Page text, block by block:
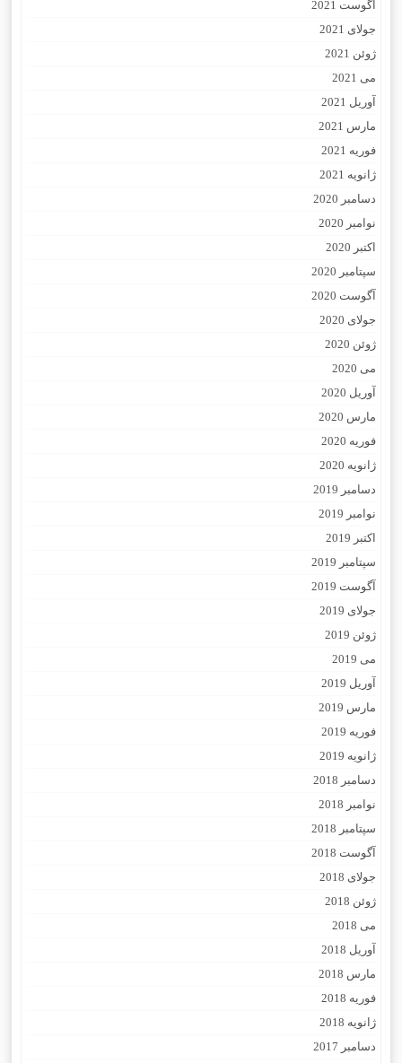
آگوست 2021
جولای 2021
ژوئن 2021
می 2021
آوریل 2021
مارس 2021
فوریه 2021
ژانویه 2021
دسامبر 2020
نوامبر 2020
اکتبر 2020
سپتامبر 2020
آگوست 2020
جولای 2020
ژوئن 2020
می 2020
آوریل 2020
مارس 2020
فوریه 2020
ژانویه 2020
دسامبر 2019
نوامبر 2019
اکتبر 2019
سپتامبر 2019
آگوست 2019
جولای 2019
ژوئن 2019
می 2019
آوریل 2019
مارس 2019
فوریه 2019
ژانویه 2019
دسامبر 2018
نوامبر 2018
سپتامبر 2018
آگوست 2018
جولای 2018
ژوئن 2018
می 2018
آوریل 2018
مارس 2018
فوریه 2018
ژانویه 2018
دسامبر 2017